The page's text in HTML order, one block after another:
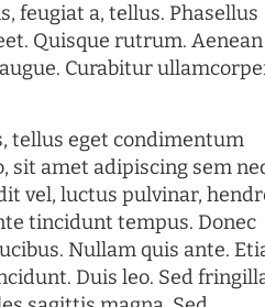
feugiat a, tellus. Phasellus
Quisque rutrum. Aenean
Curabitur
tellus eget condimentum
sit amet adipiscing sem
vel, luctus pulvinar,
tincidunt tempus. Donec
Nullam quis ante.
Duis leo. Sed